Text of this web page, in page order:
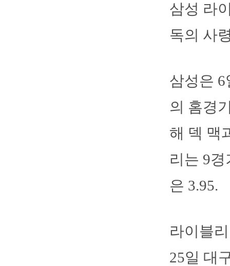
삼성 라
독의 사
삼성은
의 홈경
해 덱 맥
리는 9
은 3.95.
라이블
25일 대